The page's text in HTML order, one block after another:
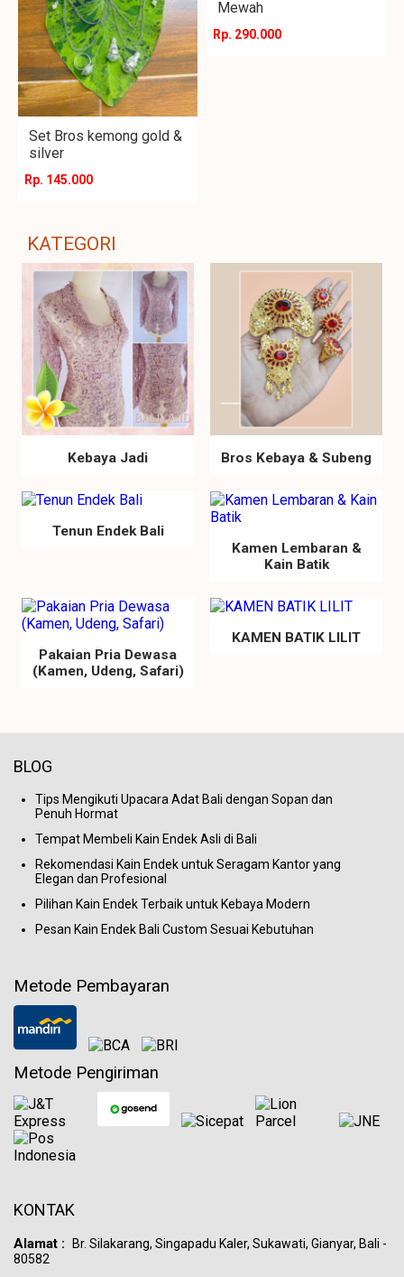
Set Bros kemong gold &
silver
Rp. 145.000
Mewah
Rp. 290.000
KATEGORI
Kebaya Jadi Bros Kebaya & Subeng
Tenun Endek Bali
Kamen Lembaran &
Kain Batik
Pakaian Pria Dewasa
(Kamen, Udeng, Safari)
KAMEN BATIK LILIT
BLOG
Tips Mengikuti Upacara Adat Bali dengan Sopan dan
Penuh Hormat
Tempat Membeli Kain Endek Asli di Bali
Rekomendasi Kain Endek untuk Seragam Kantor yang
Elegan dan Profesional
Pilihan Kain Endek Terbaik untuk Kebaya Modern
Pesan Kain Endek Bali Custom Sesuai Kebutuhan
Metode Pembayaran
Metode Pengiriman
KONTAK
Alamat :
Br. Silakarang, Singapadu Kaler, Sukawati, Gianyar, Bali -
80582